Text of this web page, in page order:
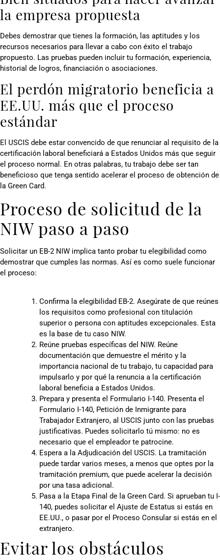
la empresa propuesta
Debes demostrar que tienes la formación, las aptitudes y los
recursos necesarios para llevar a cabo con éxito el trabajo
propuesto. Las pruebas pueden incluir tu formación, experiencia,
historial de logros, financiación o asociaciones.
El perdón migratorio beneficia a
EE.UU. más que el proceso
estándar
El USCIS debe estar convencido de que renunciar al requisito de la
certificación laboral beneficiará a Estados Unidos más que seguir
el proceso normal. En otras palabras, tu trabajo debe ser tan
beneficioso que tenga sentido acelerar el proceso de obtención de
la Green Card.
Proceso de solicitud de la
NIW paso a paso
Solicitar un EB-2 NIW implica tanto probar tu elegibilidad como
demostrar que cumples las normas. Así es como suele funcionar
el proceso:
Confirma la elegibilidad EB-2. Asegúrate de que reúnes
los requisitos como profesional con titulación
superior o persona con aptitudes excepcionales. Esta
es la base de tu caso NIW.
Reúne pruebas específicas del NIW. Reúne
documentación que demuestre el mérito y la
importancia nacional de tu trabajo, tu capacidad para
impulsarlo y por qué la renuncia a la certificación
laboral beneficia a Estados Unidos.
Prepara y presenta el Formulario I-140. Presenta el
Formulario I-140, Petición de Inmigrante para
Trabajador Extranjero, al USCIS junto con las pruebas
justificativas. Puedes solicitarlo tú mismo: no es
necesario que el empleador te patrocine.
Espera a la Adjudicación del USCIS. La tramitación
puede tardar varios meses, a menos que optes por la
tramitación premium, que puede acelerar la decisión
por una tasa adicional.
Pasa a la Etapa Final de la Green Card. Si aprueban tu I-
140, puedes solicitar el Ajuste de Estatus si estás en
EE.UU., o pasar por el Proceso Consular si estás en el
extranjero.
Evitar los obstáculos